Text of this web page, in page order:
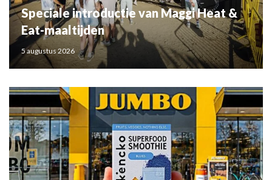
Speciale introductie van Maggi Heat &
Eat-maaltijden
5 augustus 2026